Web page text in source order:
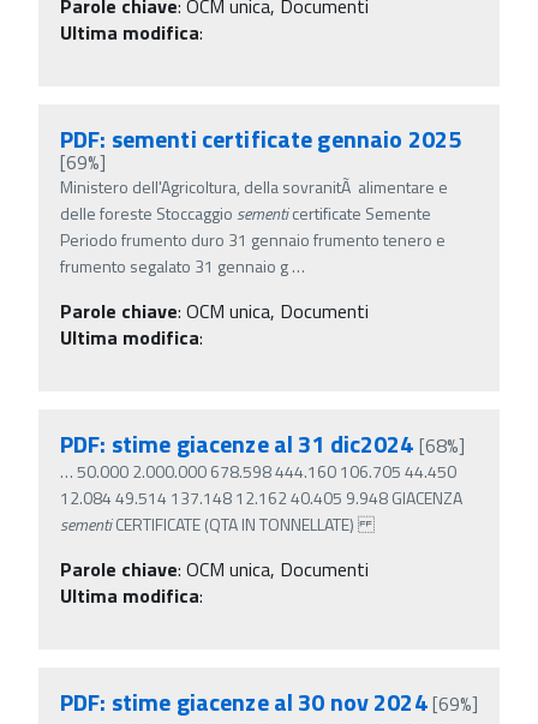
Ultima modifica:
PDF: sementi certificate gennaio 2025
[69%]
Ministero dell'Agricoltura, della sovranitÃ alimentare e
delle foreste Stoccaggio sementicertificate Semente
Periodo frumento duro 31 gennaio frumento tenero e
frumento segalato 31 gennaio g…
Parole chiave: OCM unica, Documenti
Ultima modifica:
PDF: stime giacenze al 31 dic2024 [68%]
…50.000 2.000.000 678.598 444.160 106.705 44.450
12.084 49.514 137.148 12.162 40.405 9.948 GIACENZA
sementiCERTIFICATE (QTA IN TONNELLATE)
Parole chiave: OCM unica, Documenti
Ultima modifica:
PDF: stime giacenze al 30 nov 2024[69%]